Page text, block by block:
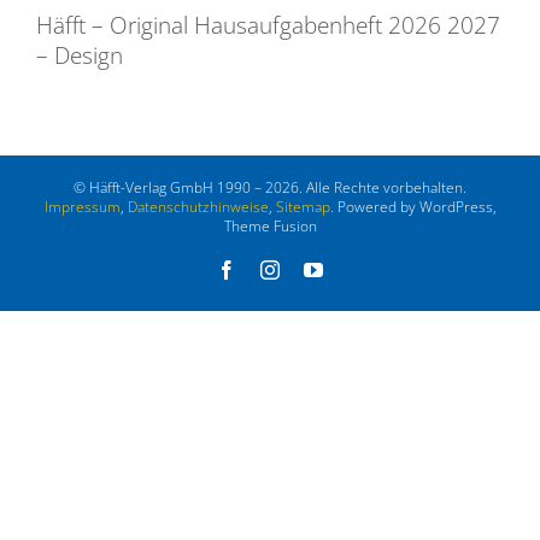
Häfft – Original Hausaufgabenheft 2026 2027
– Design
© Häfft-Verlag GmbH 1990 – 2026. Alle Rechte vorbehalten.
Impressum, Datenschutzhinweise, Sitemap. Powered by WordPress,
Theme Fusion
FacebookInstagramYouTube